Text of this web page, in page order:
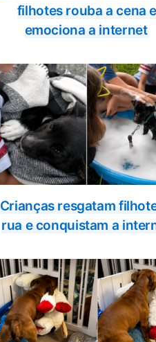
filhotes rouba a cena e
emociona a internet
Crianças resgatam
rua e conquistam a